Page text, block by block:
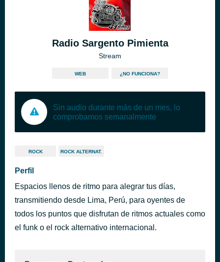
Radio Sargento Pimienta
Stream
WEB ¿NO FUNCIONA?
Sin audio durante más de un mes, lo
comprobamos semanalmente
ROCK ROCK ALTERNAT.
Perfil
Espacios llenos de ritmo para alegrar tus días,
transmitiendo desde Lima, Perú, para oyentes de
todos los puntos que disfrutan de ritmos actuales como
el funk o el rock alternativo internacional.